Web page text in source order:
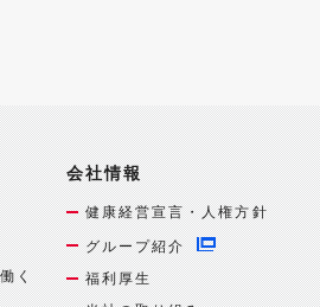
く
会社情報
健康経営宣言・人権方針
グループ紹介
福利厚生